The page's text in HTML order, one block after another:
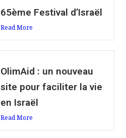
65ème Festival d’Israël
Read More
OlimAid : un nouveau
site pour faciliter la vie
en Israël
Read More